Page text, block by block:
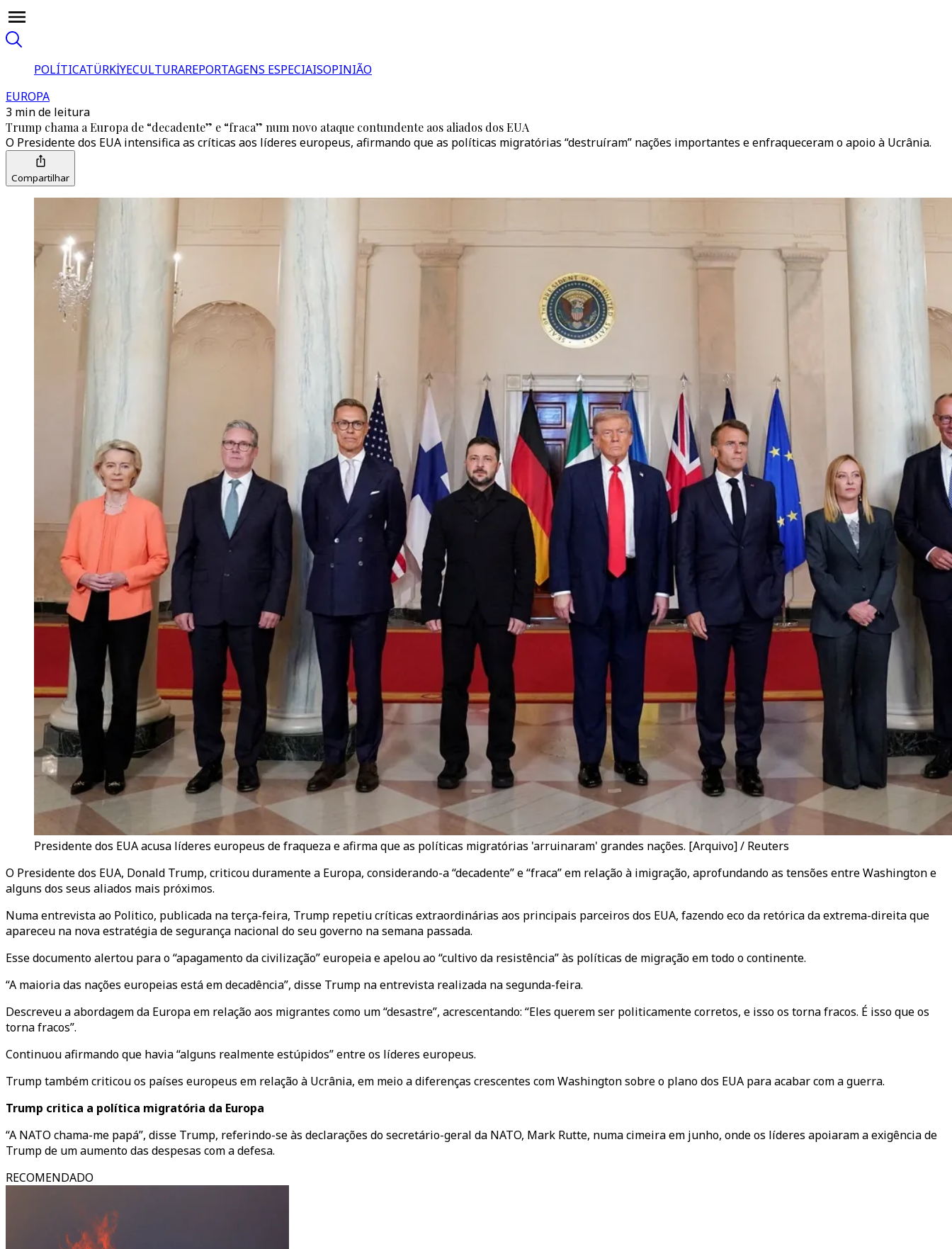
POLÍTICATÜRKİYECULTURAREPORTAGENS ESPECIAISOPINIÃO
EUROPA
3 min de leitura
Trump chama a Europa de “decadente” e “fraca” num novo ataque contundente aos aliados dos EUA
O Presidente dos EUA intensifica as críticas aos líderes europeus, afirmando que as políticas migratórias “destruíram” nações importantes e enfraqueceram o apoio à Ucrânia.
Compartilhar
Presidente dos EUA acusa líderes europeus de fraqueza e afirma que as políticas migratórias 'arruinaram' grandes nações. [Arquivo] / Reuters
O Presidente dos EUA, Donald Trump, criticou duramente a Europa, considerando-a “decadente” e “fraca” em relação à imigração, aprofundando as tensões entre Washington e
alguns dos seus aliados mais próximos.
Numa entrevista ao Politico, publicada na terça-feira, Trump repetiu críticas extraordinárias aos principais parceiros dos EUA, fazendo eco da retórica da extrema-direita que
apareceu na nova estratégia de segurança nacional do seu governo na semana passada.
Esse documento alertou para o “apagamento da civilização” europeia e apelou ao “cultivo da resistência” às políticas de migração em todo o continente.
“A maioria das nações europeias está em decadência”, disse Trump na entrevista realizada na segunda-feira.
Descreveu a abordagem da Europa em relação aos migrantes como um “desastre”, acrescentando: “Eles querem ser politicamente corretos, e isso os torna fracos. É isso que os
torna fracos”.
Continuou afirmando que havia “alguns realmente estúpidos” entre os líderes europeus.
Trump também criticou os países europeus em relação à Ucrânia, em meio a diferenças crescentes com Washington sobre o plano dos EUA para acabar com a guerra.
Trump critica a política migratória da Europa
“A NATO chama-me papá”, disse Trump, referindo-se às declarações do secretário-geral da NATO, Mark Rutte, numa cimeira em junho, onde os líderes apoiaram a exigência de
Trump de um aumento das despesas com a defesa.
RECOMENDADO